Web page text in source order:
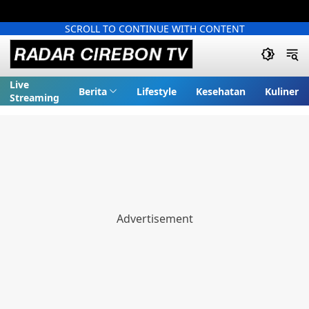
SCROLL TO CONTINUE WITH CONTENT
Live
Streaming
Berita Lifestyle Kesehatan Kuliner